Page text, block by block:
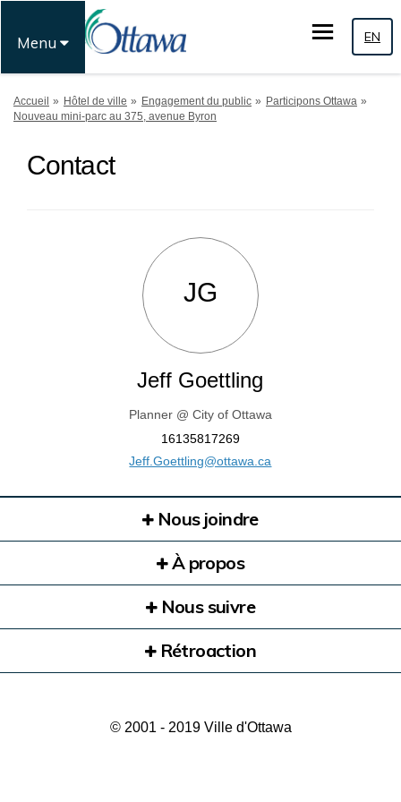
Menu EN
Vous êtes ici:
Accueil Hôtel de ville Engagement du public
Participons Ottawa
Nouveau mini-parc au 375, avenue Byron
Contact
JG
Jeff Goettling
Planner @ City of Ottawa
16135817269
Jeff.Goettling@ottawa.ca
Nous joindre
À propos
Nous suivre
Rétroaction
© 2001 - 2019 Ville d'Ottawa